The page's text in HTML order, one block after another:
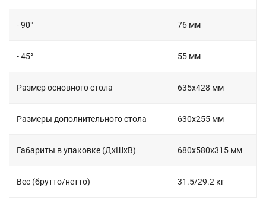
- 90° 76 мм
- 45° 55 мм
Размер основного стола 635х428 мм
Размеры дополнительного стола 630х255 мм
Габариты в упаковке (ДхШхВ) 680х580х315 мм
Вес (брутто/нетто) 31.5/29.2 кг